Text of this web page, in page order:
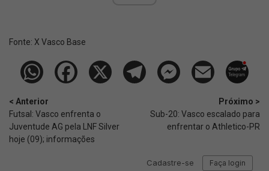
Fonte: X Vasco Base
< Anterior
Futsal: Vasco enfrenta o
Juventude AG pela LNF Silver
hoje (09); informações
Próximo >
Sub-20: Vasco escalado para
enfrentar o Athletico-PR